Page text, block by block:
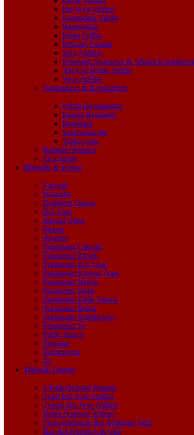
Hız Ayar Valfleri
Kumandalı Valfler
Manifoldlar
Pedal Valfler
Pistonlu Vanalar
Slayt Valfleri
Pnömatik Susturucu & Vakum Enjektörleri
Tek-Çift Bobin Valfler
Veya Valfleri
Şartlandırıcı & Regülatörler
Filtreli Regülatörler
Hassas Regülatör
Regülatör
Şartlandırıcılar
Yağlayıcılar
Bağlantı Blokları
Ek Ürünler
Mekanik & Tesisat
Çekvalf
Dirsekler
Doğalgaz Vanası
Kör Tapa
Küresel Vana
Maşon
Nipeller
Paslanmaz Çekvalf
Paslanmaz Dirsek
Paslanmaz Kör Tapa
Paslanmaz Küresel Vana
Paslanmaz Maşon
Paslanmaz Nipel
Paslanmaz Pislik Tutucu
Paslanmaz Rakor
Paslanmaz Redüksiyon
Paslanmaz Te
Pislik Tutucu
Rakorlar
Redüksiyon
Te
Hidrolik Ürünler
2 Yollu Küresel Vanalar
Çekli Hız Ayar Valfleri
Çeksiz Hız Ayar Valfleri
Direkt Emniyet Valfleri
Flanş Bağlantılı İkiz Kilitleme Valfi
Hat Tipi Popetli Çek Valf